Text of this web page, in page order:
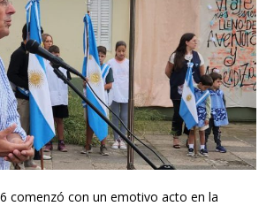
comenzó con un emotivo acto en la